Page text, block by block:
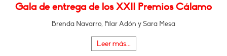
Gala de entrega de los XXII Premios Cálamo
Brenda Navarro, Pilar Adón y Sara Mesa
Leer más...